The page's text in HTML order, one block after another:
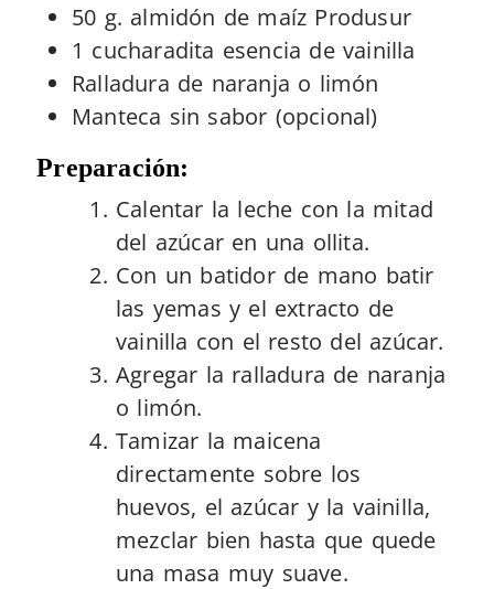
50 g. almidón de maíz Produsur
1 cucharadita esencia de vainilla
Ralladura de naranja o limón
Manteca sin sabor (opcional)
Preparación:
Calentar la leche con la mitad
del azúcar en una ollita.
Con un batidor de mano batir
las yemas y el extracto de
vainilla con el resto del azúcar.
Agregar la ralladura de naranja
o limón.
Tamizar la maicena
directamente sobre los
huevos, el azúcar y la vainilla,
mezclar bien hasta que quede
una masa muy suave.